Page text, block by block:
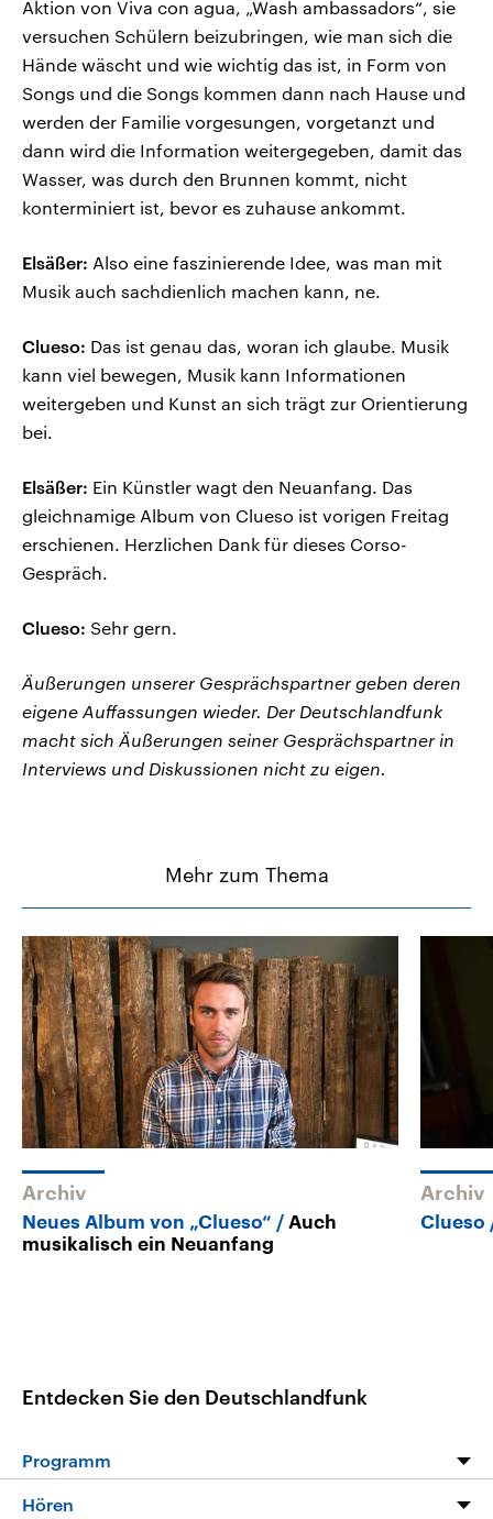
Aktion von Viva con agua, „Wash ambassadors“, sie
versuchen Schülern beizubringen, wie man sich die
Hände wäscht und wie wichtig das ist, in Form von
Songs und die Songs kommen dann nach Hause und
werden der Familie vorgesungen, vorgetanzt und
dann wird die Information weitergegeben, damit das
Wasser, was durch den Brunnen kommt, nicht
konterminiert ist, bevor es zuhause ankommt.
Elsäßer: Also eine faszinierende Idee, was man mit
Musik auch sachdienlich machen kann, ne.
Clueso: Das ist genau das, woran ich glaube. Musik
kann viel bewegen, Musik kann Informationen
weitergeben und Kunst an sich trägt zur Orientierung
bei.
Elsäßer: Ein Künstler wagt den Neuanfang. Das
gleichnamige Album von Clueso ist vorigen Freitag
erschienen. Herzlichen Dank für dieses Corso-
Gespräch.
Clueso: Sehr gern.
Äußerungen unserer Gesprächspartner geben deren
eigene Auffassungen wieder. Der Deutschlandfunk
macht sich Äußerungen seiner Gesprächspartner in
Interviews und Diskussionen nicht zu eigen.
Mehr zum Thema
Archiv
Neues Album von „Clueso“
Auch
musikalisch ein Neuanfang
Archiv
Clueso
Entdecken Sie den Deutschlandfunk
Programm
Programm
Hören